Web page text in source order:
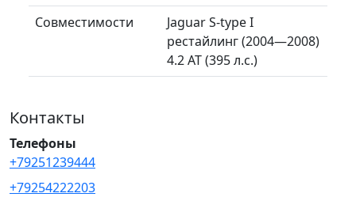
Совместимости
Jaguar S-type I
рестайлинг (2004—2008)
4.2 AT (395 л.с.)
Контакты
Телефоны
+79251239444
+79254222203